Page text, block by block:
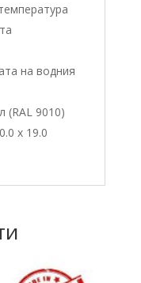
на водния
(RAL 9010)
х 19.0